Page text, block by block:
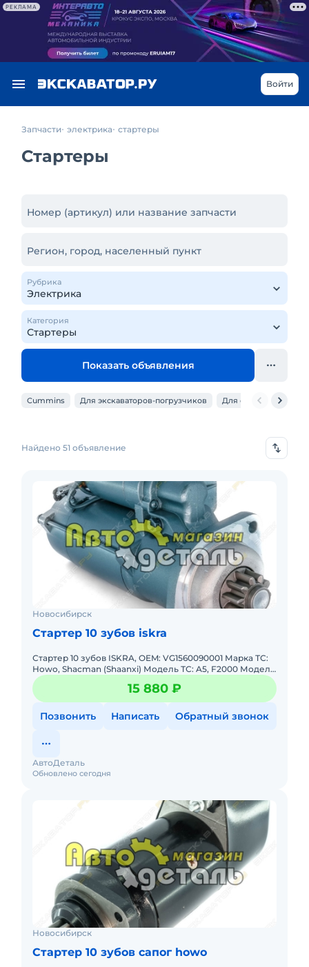
РЕКЛАМА
Войти
Запчасти электрика стартеры
Стартеры
Номер (артикул) или название запчасти
Регион, город, населенный пункт
Рубрика
Категория
Показать объявления
Cummins Для экскаваторов-погрузчиков Для фронтальных
Найдено 51 объявление
Новосибирск
Стартер 10 зубов iskra
Стартер 10 зубов ISKRA, OEM: VG1560090001 Марка ТС:
Howo, Shacman (Shaanxi) Модель ТС: A5, F2000 Модель
двигателя: Weichai WD615 Годы выпуска: 2006-2021 Тип
шас
15 880 ₽
Позвонить Написать Обратный звонок
Обновлено сегодня
АвтоДеталь
Новосибирск
Стартер 10 зубов сапог howo